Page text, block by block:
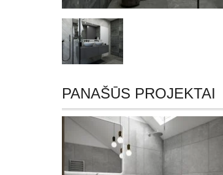
PANAŠŪS PROJEKTAI